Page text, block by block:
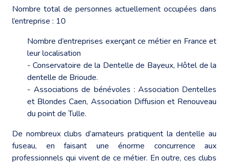
Nombre total de personnes actuellement occupées dans
l’entreprise : 10
Nombre d’entreprises exerçant ce métier en France et
leur localisation
- Conservatoire de la Dentelle de Bayeux, Hôtel de la
dentelle de Brioude.
- Associations de bénévoles : Association Dentelles
et Blondes Caen, Association Diffusion et Renouveau
du point de Tulle.
De nombreux clubs d’amateurs pratiquent la dentelle au
fuseau, en faisant une énorme concurrence aux
professionnels qui vivent de ce métier. En outre, ces clubs